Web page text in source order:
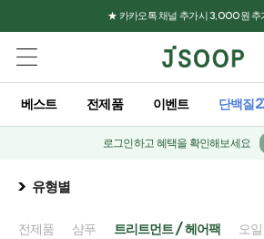
★ 카카오톡 채널 추가시 3,000원
베스트 전제품 이벤트 단백질
로그인하고 혜택을 확인해보세요
유형별
전제품 샴푸 트리트먼트 / 헤어팩 오